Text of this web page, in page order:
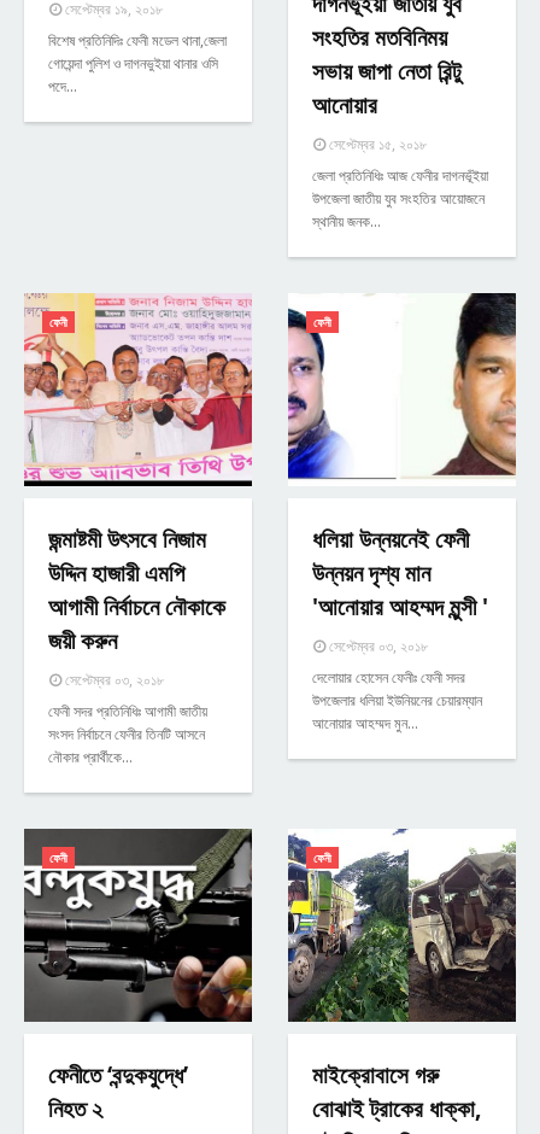
সেপ্টেম্বর ১৯, ২০১৮
বিশেষ প্রতিনিদিঃ ফেনী মডেল থানা,জেলা
গোয়েন্দা পুলিশ ও দাগনভুইয়া থানার ওসি
পদে…
সংহতির মতবিনিময়
সভায় জাপা নেতা রিন্টু
আনোয়ার
সেপ্টেম্বর ১৫, ২০১৮
জেলা প্রতিনিধিঃ আজ ফেনীর দাগনভূঁইয়া
উপজেলা জাতীয় যুব সংহতির আয়োজনে
স্থানীয় জনক…
ফেনী
জন্মাষ্টমী উৎসবে নিজাম
উদ্দিন হাজারী এমপি
আগামী নির্বাচনে নৌকাকে
জয়ী করুন
সেপ্টেম্বর ০৩, ২০১৮
ফেনী সদর প্রতিনিধিঃ আগামী জাতীয়
সংসদ নির্বাচনে ফেনীর তিনটি আসনে
নৌকার প্রার্থীকে…
ফেনী
ধলিয়া উন্নয়নেই ফেনী
উন্নয়ন দৃশ্য মান
'আনোয়ার আহম্মদ মুন্সী '
সেপ্টেম্বর ০৩, ২০১৮
দেলোয়ার হোসেন ফেনীঃ ফেনী সদর
উপজেলার ধলিয়া ইউনিয়নের চেয়ারম্যান
আনোয়ার আহম্মদ মুন…
ফেনী
ফেনীতে ‘বন্দুকযুদ্ধে’
নিহত ২
ফেনী
মাইক্রোবাসে গরু
বোঝাই ট্রাকের ধাক্কা,